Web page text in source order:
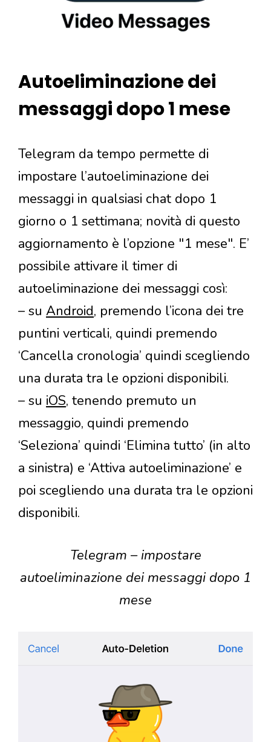
Autoeliminazione dei
messaggi dopo 1 mese
Telegram da tempo permette di
impostare l’autoeliminazione dei
messaggi in qualsiasi chat dopo 1
giorno o 1 settimana; novità di questo
aggiornamento è l’opzione "1 mese". E’
possibile attivare il timer di
autoeliminazione dei messaggi così:
– su Android, premendo l’icona dei tre
puntini verticali, quindi premendo
‘Cancella cronologia’ quindi scegliendo
una durata tra le opzioni disponibili.
– su iOS, tenendo premuto un
messaggio, quindi premendo
‘Seleziona’ quindi ‘Elimina tutto’ (in alto
a sinistra) e ‘Attiva autoeliminazione’ e
poi scegliendo una durata tra le opzioni
disponibili.
Telegram – impostare
autoeliminazione dei messaggi dopo 1
mese